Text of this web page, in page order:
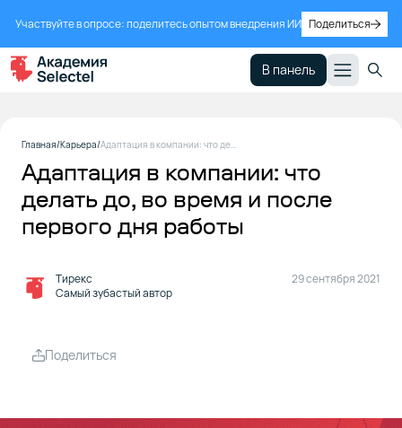
Участвуйте в опросе: поделитесь опытом внедрения ИИ Поделиться
В панель
Главная Карьера Адаптация в компании: что делать до, во время и после первого дня работы
Адаптация в компании: что
делать до, во время и после
первого дня работы
Тирекс
Самый зубастый автор
29 сентября 2021
Поделиться